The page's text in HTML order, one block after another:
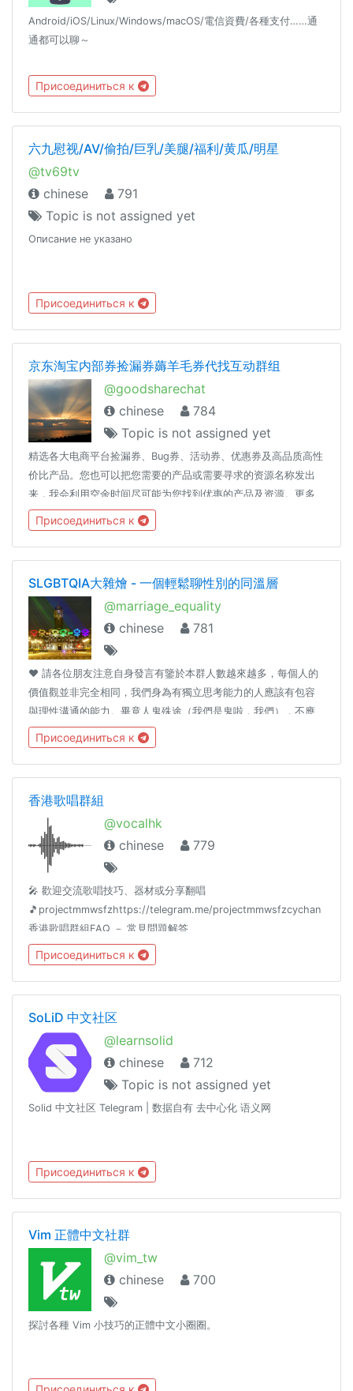
Android/iOS/Linux/Windows/macOS/電信資費/各種支付……通
通都可以聊～
Присоединиться к
六九慰视/AV/偷拍/巨乳/美腿/福利/黄瓜/明星
@tv69tv
chinese
791
Topic is not assigned yet
Описание не указано
Присоединиться к
京东淘宝内部券捡漏券薅羊毛券代找互动群组
@goodsharechat
chinese
784
Topic is not assigned yet
精选各大电商平台捡漏券、Bug券、活动券、优惠券及高品质高性
价比产品。您也可以把您需要的产品或需要寻求的资源名称发出
来，我会利用空余时间尽可能为您找到优惠的产品及资源。更多
资源见：优选资源频道 https://t.me/valueshare【注】本群组只
接受有资源需求询问或讨论，不涉及政治、宗教、文化及友商等
话题，对具有发布不当言论或资源的情况，群主可以不警示直接
Присоединиться к
SLGBTQIA大雜燴 - 一個輕鬆聊性別的同溫層
@marriage_equality
chinese
781
❤️ 請各位朋友注意自身發言有鑒於本群人數越來越多，每個人的
價值觀並非完全相同，我們身為有獨立思考能力的人應該有包容
與理性溝通的能力。畢竟人鬼殊途（我們是鬼啦，我們），不應
將萌萌的不理性帶入本群中。另外本群組為公開群組，因此如果
有反同人士進入，我們絕對歡迎，但同樣請理性溝通。最後，我
們秉持促進溝通的原則，管理員不會逕自移除任何言論，但若有
之情事，經勸導仍無改善者，將踢出群組。若有朋友發現相關情
事發生，請勿與之起鬨或筆戰，請直接聯絡管理員。
Присоединиться к
香港歌唱群組
@vocalhk
chinese
779
🎤 歡迎交流歌唱技巧、器材或分享翻唱
🎵projectmmwsfzhttps://telegram.me/projectmmwsfzcychan
香港歌唱群組FAQ － 常見問題解答
https://telegram.me/vocalhkfaq⚠️注意：在本群組宣傳必須先獲
得群主批准，否則相關用戶將會被移除及禁止再次加入。
Присоединиться к
SoLiD 中文社区
@learnsolid
chinese
712
Topic is not assigned yet
Solid 中文社区 Telegram | 数据自有 去中心化 语义网
Присоединиться к
Vim 正體中文社群
@vim_tw
chinese
700
探討各種 Vim 小技巧的正體中文小圈圈。